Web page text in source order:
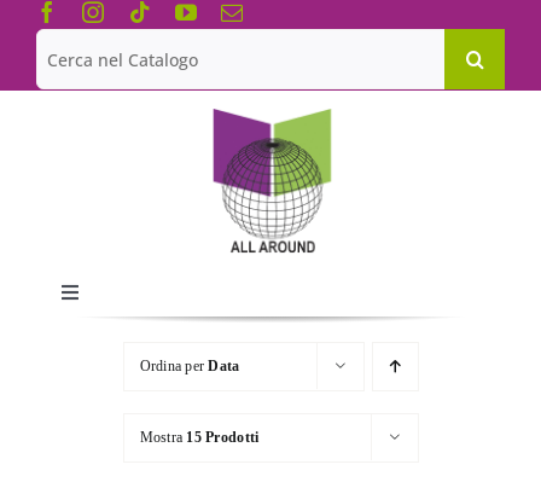
Salta
contenuto
Cerca
per:
Toggle
Navigation
Chi siamo
Le Collane
Ordina perData
Mostra 15 Prodotti